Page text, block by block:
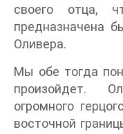
своего отца,
предназначена
Оливера.
Мы обе тогда
произойдет.
огромного
восточной